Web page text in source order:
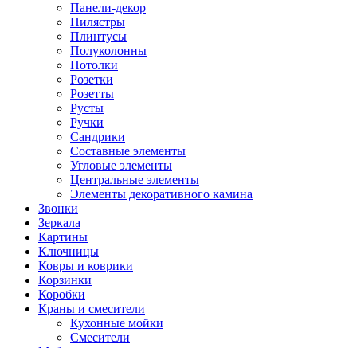
Панели-декор
Пилястры
Плинтусы
Полуколонны
Потолки
Розетки
Розетты
Русты
Ручки
Сандрики
Составные элементы
Угловые элементы
Центральные элементы
Элементы декоративного камина
Звонки
Зеркала
Картины
Ключницы
Ковры и коврики
Корзинки
Коробки
Краны и смесители
Кухонные мойки
Смесители